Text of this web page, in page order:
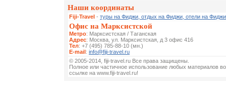
Наши координаты
Fiji-Travel - туры на Фиджи, отдых на Фиджи, отели на
Офис на Марксистской
Метро: Марксистская / Таганская
Адрес: Москва, ул. Марксистская, д 3 офис 416
Тел: +7 (495) 785-88-10 (мн.)
E-mail: info@fiji-travel.ru
© 2005-2014, fiji-travel.ru Все права защищены.
Полное или частичное использование любых материалов
ссылке на www.fiji-travel.ru!